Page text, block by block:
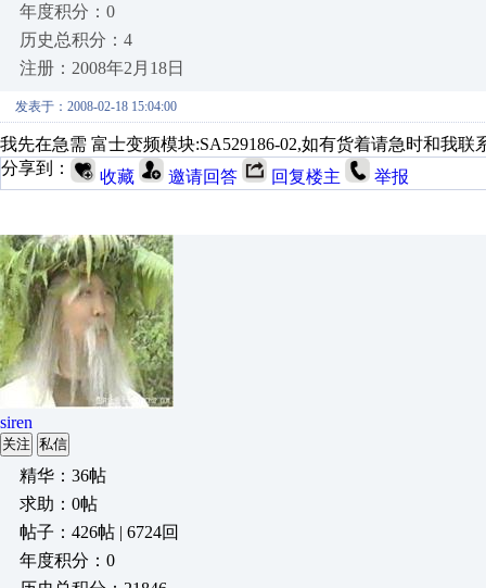
年度积分：0
历史总积分：4
注册：2008年2月18日
发表于：2008-02-18 15:04:00
我先在急需 富士变频模块:SA529186-02,如有货着请急时和我联
分享到：
收藏 邀请回答 回复楼主 举报
siren
关注 私信
精华：36帖
求助：0帖
帖子：426帖 | 6724回
年度积分：0